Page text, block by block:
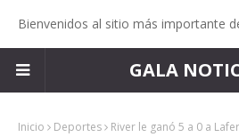
Bienvenidos al sitio más importante
GALA
Inicio Deportes River le ganó 5 a 0 a